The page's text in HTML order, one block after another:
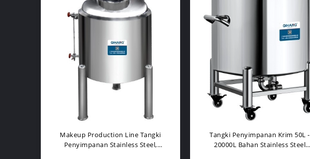
Makeup Production Line Tangki
Penyimpanan Stainless Steel,
Tangki Penyimpanan Krim 50L -
20000L Bahan Stainless Steel